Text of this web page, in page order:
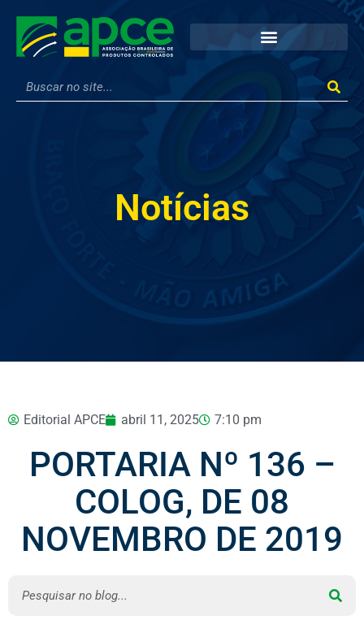
Notícias
Editorial APCE abril 11, 2025 7:10 pm
PORTARIA Nº 136 –
COLOG, DE 08
NOVEMBRO DE 2019